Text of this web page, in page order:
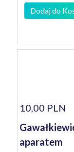
Dodaj do
10,00 PLN
aparatem